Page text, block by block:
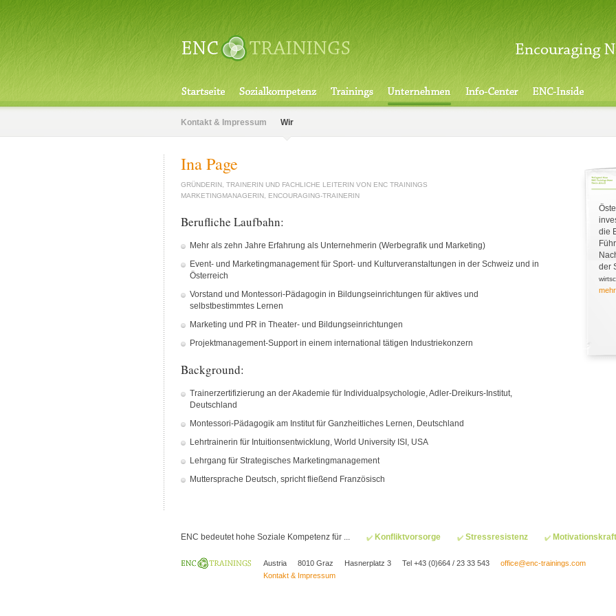
Kontakt & Impressum Wir
Ina Page
GRÜNDERIN, TRAINERIN UND FACHLICHE LEITERIN VON ENC TRAININGS
MARKETINGMANAGERIN, ENCOURAGING-TRAINERIN
Berufliche Laufbahn:
Mehr als zehn Jahre Erfahrung als Unternehmerin (Werbegrafik und Marketing)
Event- und Marketingmanagement für Sport- und Kulturveranstaltungen in der Schweiz und in
Österreich
Vorstand und Montessori-Pädagogin in Bildungseinrichtungen für aktives und
selbstbestimmtes Lernen
Marketing und PR in Theater- und Bildungseinrichtungen
Projektmanagement-Support in einem international tätigen Industriekonzern
Background:
Trainerzertifizierung an der Akademie für Individualpsychologie, Adler-Dreikurs-Institut,
Deutschland
Montessori-Pädagogik am Institut für Ganzheitliches Lernen, Deutschland
Lehrtrainerin für Intuitionsentwicklung, World University ISI, USA
Lehrgang für Strategisches Marketingmanagement
Muttersprache Deutsch, spricht fließend Französisch
die
der
ENC bedeutet hohe Soziale Kompetenz für ... Konfliktvorsorge Stressresistenz Motivationskraft
Austria 8010 Graz Hasnerplatz 3 Tel +43 (0)664 / 23 33 543
office@enc-trainings.com
Kontakt & Impressum